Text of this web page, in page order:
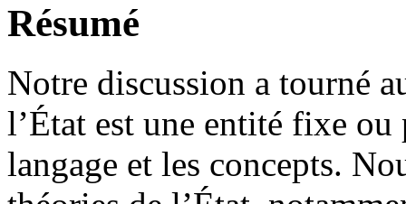
Résumé
Notre discussion a tourné
l’État est une entité fixe
langage et les concepts.